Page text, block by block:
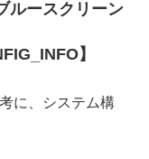
ルースクリーン
】
に、システム構